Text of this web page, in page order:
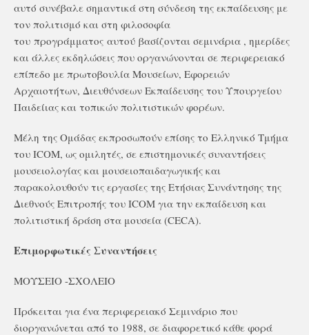
αυτό συνέβαλε σημαντικά στη σύνδεση της εκπαίδευσης με
τον πολιτισμό και στη φιλοσοφία
του προγράμματος αυτού βασίζονται σεμινάρια , ημερίδες
και άλλες εκδηλώσεις που οργανώνονται σε περιφερειακό
επίπεδο με πρωτοβουλία Μουσείων, Εφορειών
Αρχαιοτήτων, Διευθύνσεων Εκπαίδευσης του Υπουργείου
Παιδείιας και τοπικών πολιτιστικών φορέων.
Μέλη της Ομάδας εκπροσωπούν επίσης το Ελληνικό Τμήμα
του ICOM, ως ομιλητές, σε επιστημονικές συναντήσεις
μουσειολογίας και μουσειοπαιδαγωγικής και
παρακολουθούν τις εργασίες της Ετήσιας Συνάντησης της
Διεθνούς Επιτροπής του ICOM για την εκπαίδευση και
πολιτιστική δράση στα μουσεία (CECA).
Επιμορφωτικές Συναντήσεις
ΜΟΥΣΕΙΟ -ΣΧΟΛΕΙΟ
Πρόκειται για ένα περιφερειακό Σεμινάριο που
διοργανώνεται από το 1988, σε διαφορετικό κάθε φορά